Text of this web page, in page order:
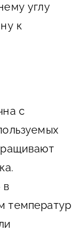
углу
к
с
в
температур